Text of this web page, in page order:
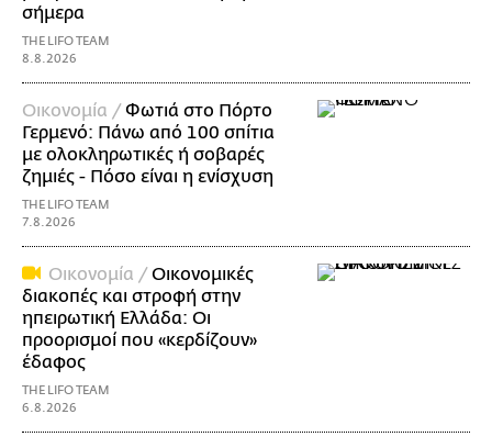
σήμερα
THE LIFO TEAM
8.8.2026
Οικονομία /Φωτιά στο Πόρτο
Γερμενό: Πάνω από 100 σπίτια
με ολοκληρωτικές ή σοβαρές
ζημιές - Πόσο είναι η ενίσχυση
THE LIFO TEAM
7.8.2026
Οικονομία /Οικονομικές
διακοπές και στροφή στην
ηπειρωτική Ελλάδα: Οι
προορισμοί που «κερδίζουν»
έδαφος
THE LIFO TEAM
6.8.2026